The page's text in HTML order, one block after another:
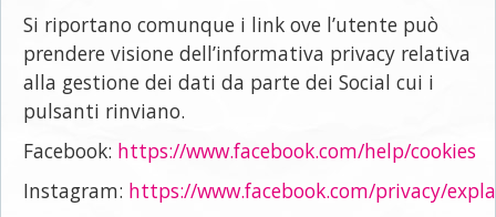
Si riportano comunque i link ove l’utente può
prendere visione dell’informativa privacy relativa
alla gestione dei dati da parte dei Social cui i
pulsanti rinviano.
Facebook: https://www.facebook.com/help/cookies
Instagram: https://www.facebook.com/privacy/